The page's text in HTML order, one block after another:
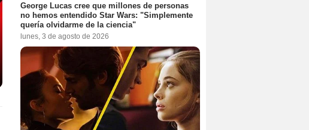
George Lucas cree que millones de personas
no hemos entendido Star Wars: "Simplemente
quería olvidarme de la ciencia"
lunes, 3 de agosto de 2026